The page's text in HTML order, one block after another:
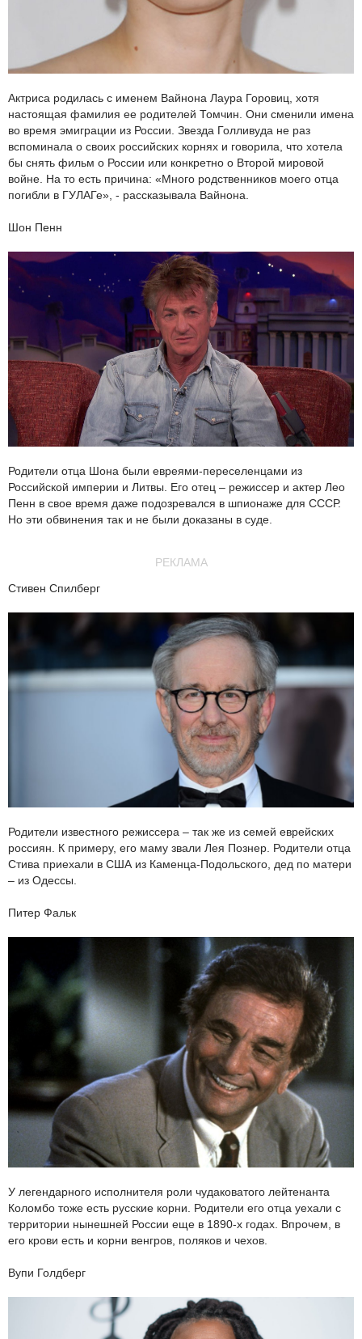
Актриса родилась с именем Вайнона Лаура Горовиц, хотя
настоящая фамилия ее родителей Томчин. Они сменили имена
во время эмиграции из России. Звезда Голливуда не раз
вспоминала о своих российских корнях и говорила, что хотела
бы снять фильм о России или конкретно о Второй мировой
войне. На то есть причина: «Много родственников моего отца
погибли в ГУЛАГе», - рассказывала Вайнона.
Шон Пенн
Родители отца Шона были евреями-переселенцами из
Российской империи и Литвы. Его отец – режиссер и актер Лео
Пенн в свое время даже подозревался в шпионаже для СССР.
Но эти обвинения так и не были доказаны в суде.
РЕКЛАМА
Стивен Спилберг
Родители известного режиссера – так же из семей еврейских
россиян. К примеру, его маму звали Лея Познер. Родители отца
Стива приехали в США из Каменца-Подольского, дед по матери
– из Одессы.
Питер Фальк
У легендарного исполнителя роли чудаковатого лейтенанта
Коломбо тоже есть русские корни. Родители его отца уехали с
территории нынешней России еще в 1890-х годах. Впрочем, в
его крови есть и корни венгров, поляков и чехов.
Вупи Голдберг